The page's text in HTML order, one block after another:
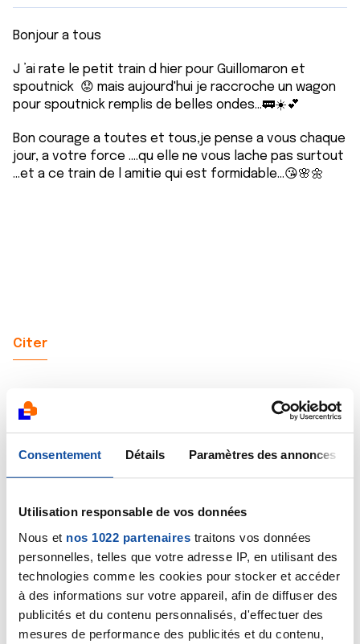
Consentement Détails Paramètres des annonces
Utilisation responsable de vos données
Nous et nos 1022 partenaires traitons vos données
personnelles, telles que votre adresse IP, en utilisant des
technologies comme les cookies pour stocker et accéder
à des informations sur votre appareil, afin de diffuser des
publicités et du contenu personnalisés, d'effectuer des
mesures de performance des publicités et du contenu,
Bonjour a tous
J ’ai rate le petit train d hier pour Guillomaron et
spoutnick 😟 mais aujourd'hui je raccroche un wagon
pour spoutnick remplis de belles ondes...🚃☀️💕
Bon courage a toutes et tous,je pense a vous chaque
jour, a votre force ....qu elle ne vous lache pas surtout
...et a ce train de l amitie qui est formidable...😘🌸🌼
Citer
guilomaron
05/06/2024 - 10:53
Et un wagon de plus pour spounik.
Tous présent avec toi pour ton rdv.
Courage.